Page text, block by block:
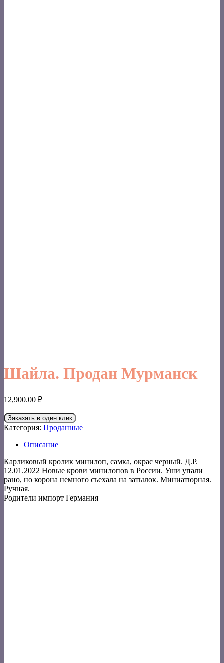
Шайла. Продан Мурманск
12,900.00 ₽
Заказать в один клик
Категория: Проданные
Описание
Карликовый кролик минилоп, самка, окрас черный. Д.Р.
12.01.2022 Новые крови минилопов в России. Уши упали
рано, но корона немного съехала на затылок. Миниатюрная.
Ручная.
Родители импорт Германия